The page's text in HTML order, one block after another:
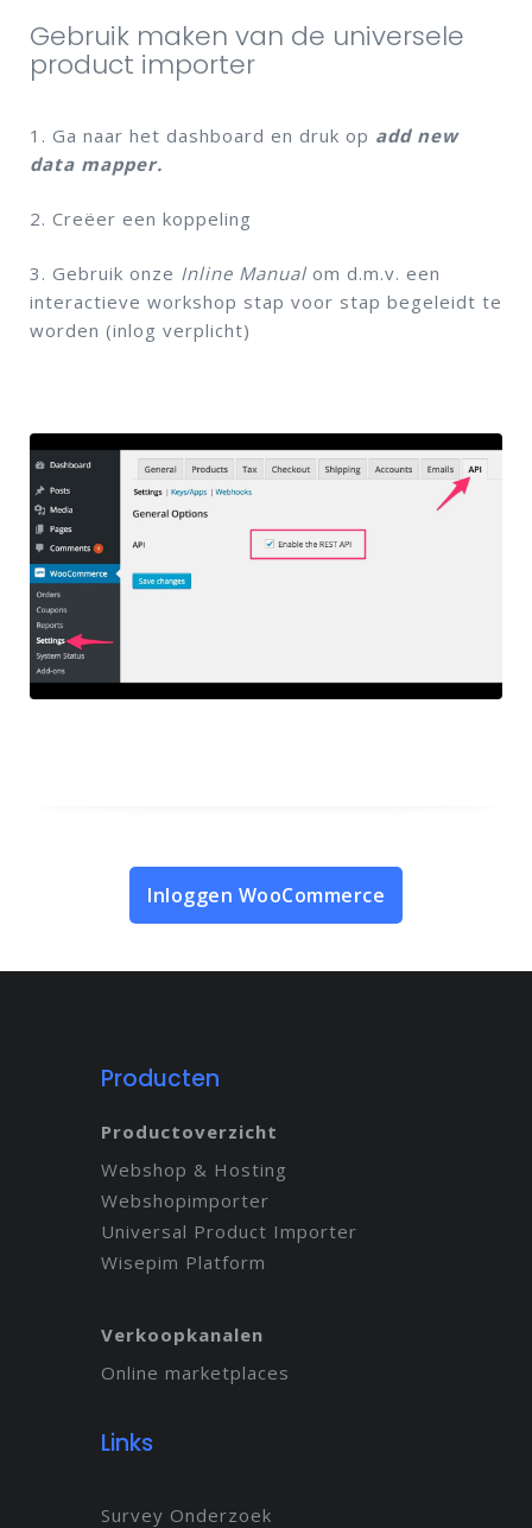
Gebruik maken van de universele
product importer
1. Ga naar het dashboard en druk op add new
data mapper.
2. Creëer een koppeling
3. Gebruik onze Inline Manual om d.m.v. een
interactieve workshop stap voor stap begeleidt te
worden (inlog verplicht)
Inloggen WooCommerce
Producten
Productoverzicht
Webshop & Hosting
Webshopimporter
Universal Product Importer
Wisepim Platform
Verkoopkanalen
Online marketplaces
Links
Survey Onderzoek